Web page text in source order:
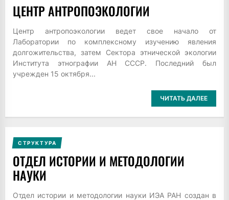
ЦЕНТР АНТРОПОЭКОЛОГИИ
Центр антропоэкологии ведет свое начало от
Лаборатории по комплексному изучению явления
долгожительства, затем Сектора этнической экологии
Института этнографии АН СССР. Последний был
учрежден 15 октября...
ЧИТАТЬ ДАЛЕЕ
СТРУКТУРА
ОТДЕЛ ИСТОРИИ И МЕТОДОЛОГИИ
НАУКИ
Отдел истории и методологии науки ИЭА РАН создан в